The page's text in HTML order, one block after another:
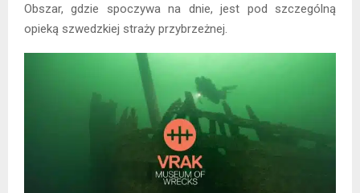
Obszar, gdzie spoczywa na dnie, jest pod szczególną
opieką szwedzkiej straży przybrzeżnej.